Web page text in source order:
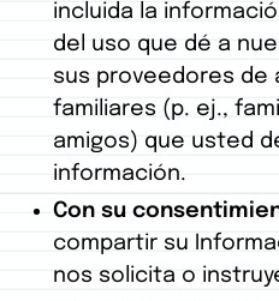
incluida la
del uso que dé a
sus proveedores de
familiares (p. ej.,
amigos) que usted
información.
Con su
compartir su
nos solicita o